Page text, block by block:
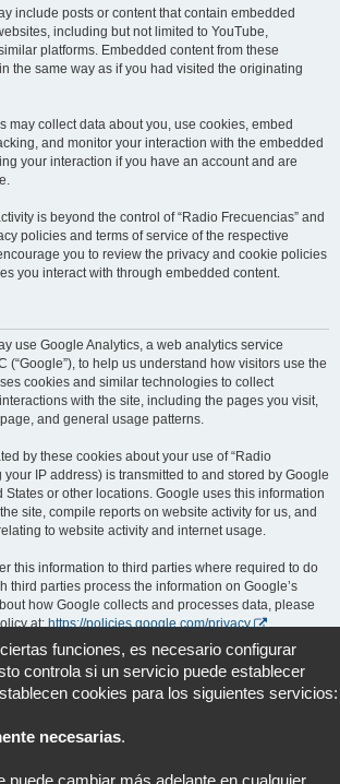
include posts or content that contain embedded
including but not limited to YouTube,
platforms. Embedded content from these
the same way as if you had visited the originating
may collect data about you, use cookies, embed
and monitor your interaction with the embedded
your interaction if you have an account and are
is beyond the control of “Radio Frecuencias” and
policies and terms of service of the respective
you to review the privacy and cookie policies
you interact with through embedded content.
use Google Analytics, a web analytics service
(“Google”), to help us understand how visitors use the
cookies and similar technologies to collect
with the site, including the pages you visit,
and general usage patterns.
by these cookies about your use of “Radio
your IP address) is transmitted to and stored by Google
States or other locations. Google uses this information
site, compile reports on website activity for us, and
to website activity and internet usage.
this information to third parties where required to do
third parties process the information on Google’s
how Google collects and processes data, please
at:https://policies.google.com/privacy .
Analytics by installing the Google Analytics opt-out
at:https://tools.google.com/dlpage/gaoptout .
funciones, es necesario configurar
controla si un servicio puede establecer
cookies para los siguientes servicios:
necesarias.